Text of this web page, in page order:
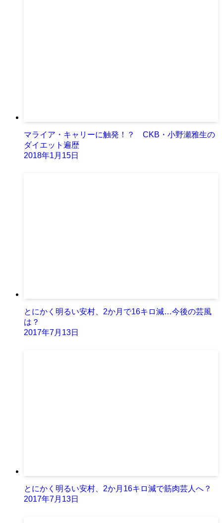
マライア・キャリーに触発！？ CKB・小野瀬雅生の
ダイエット遍歴
2018年1月15日
とにかく明るい安村、2か月で16キロ減…今後の芸風
は？
2017年7月13日
とにかく明るい安村、2か月16キロ減で筋肉芸人へ？
2017年7月13日